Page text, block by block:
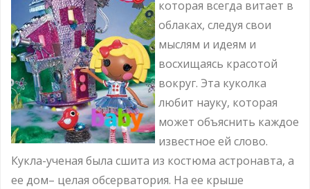
которая всегда витает в
облаках, следуя свои
мыслям и идеям и
восхищаясь красотой
вокруг. Эта куколка
любит науку, которая
может объяснить каждое
известное ей слово.
Кукла-ученая была сшита из костюма астронавта, а
ее дом– целая обсерватория. На ее крыше